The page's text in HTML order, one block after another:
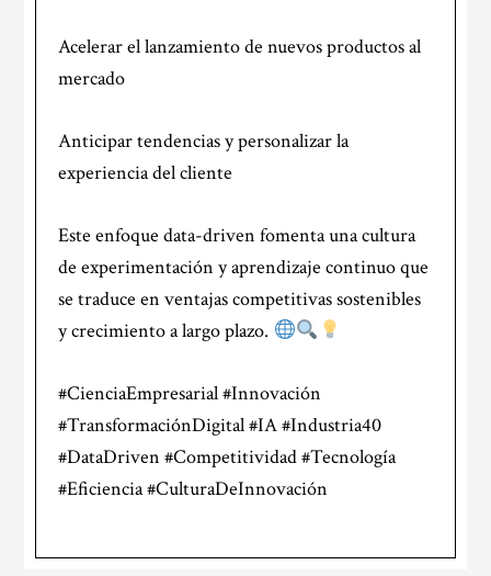
Acelerar el lanzamiento de nuevos productos al
mercado
Anticipar tendencias y personalizar la
experiencia del cliente
Este enfoque data-driven fomenta una cultura
de experimentación y aprendizaje continuo que
se traduce en ventajas competitivas sostenibles
y crecimiento a largo plazo.
#CienciaEmpresarial #Innovación
#TransformaciónDigital #IA #Industria40
#DataDriven #Competitividad #Tecnología
#Eficiencia #CulturaDeInnovación